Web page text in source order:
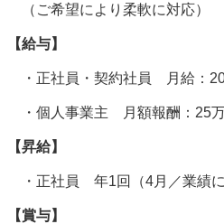
（ご希望により柔軟に対応）
【給与】
・正社員・契約社員 月給：20
・個人事業主 月額報酬：25万
【昇給】
・正社員 年1回（4月／業績に
【賞与】